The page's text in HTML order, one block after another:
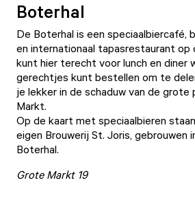
Boterhal
De Boterhal is een speciaalbiercafé,
en internationaal tapasrestaurant op
kunt hier terecht voor lunch en diner
gerechtjes kunt bestellen om te
je lekker in de schaduw van de grote
Markt.
Op de kaart met speciaalbieren
eigen Brouwerij St. Joris, gebrouwen
Boterhal.
Grote Markt 19